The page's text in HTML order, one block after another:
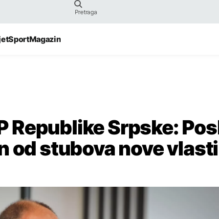
SportMagazin
Republike Srpske:
od stubova nove vlasti